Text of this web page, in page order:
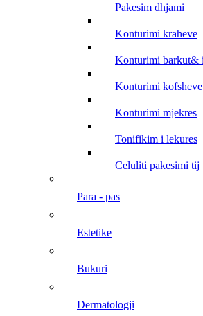
pakesim dhjami
konturimi kraheve
konturimi barkut&
konturimi kofsheve
konturimi mjekres
tonifikim i lekures
celuliti pakesimi tij
para - pas
estetike
bukuri
dermatologji